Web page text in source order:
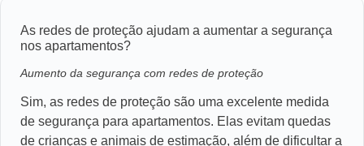
As redes de proteção ajudam a aumentar a segurança
nos apartamentos?
Aumento da segurança com redes de proteção
Sim, as redes de proteção são uma excelente medida
de segurança para apartamentos. Elas evitam quedas
de crianças e animais de estimação, além de dificultar a